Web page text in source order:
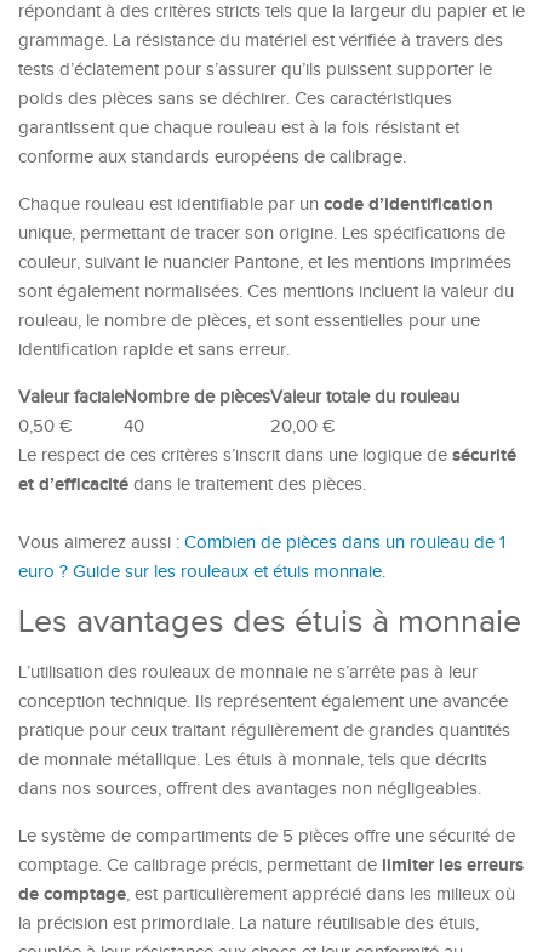
répondant à des critères stricts tels que la largeur du papier et le
grammage. La résistance du matériel est vérifiée à travers des
tests d’éclatement pour s’assurer qu’ils puissent supporter le
poids des pièces sans se déchirer. Ces caractéristiques
garantissent que chaque rouleau est à la fois résistant et
conforme aux standards européens de calibrage.
Chaque rouleau est identifiable par un code d’identification
unique, permettant de tracer son origine. Les spécifications de
couleur, suivant le nuancier Pantone, et les mentions imprimées
sont également normalisées. Ces mentions incluent la valeur du
rouleau, le nombre de pièces, et sont essentielles pour une
identification rapide et sans erreur.
Valeur facialeNombre de piècesValeur totale du rouleau
0,50 €
40
20,00 €
Le respect de ces critères s’inscrit dans une logique de sécurité
et d’efficacité dans le traitement des pièces.
Vous aimerez aussi : Combien de pièces dans un rouleau de 1
euro ? Guide sur les rouleaux et étuis monnaie.
Les avantages des étuis à monnaie
L’utilisation des rouleaux de monnaie ne s’arrête pas à leur
conception technique. Ils représentent également une avancée
pratique pour ceux traitant régulièrement de grandes quantités
de monnaie métallique. Les étuis à monnaie, tels que décrits
dans nos sources, offrent des avantages non négligeables.
Le système de compartiments de 5 pièces offre une sécurité de
comptage. Ce calibrage précis, permettant de limiter les erreurs
de comptage, est particulièrement apprécié dans les milieux où
la précision est primordiale. La nature réutilisable des étuis,